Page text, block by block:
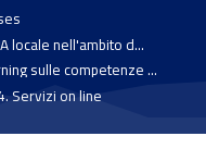
locale nell'ambito d...
sulle competenze ...
Servizi on line